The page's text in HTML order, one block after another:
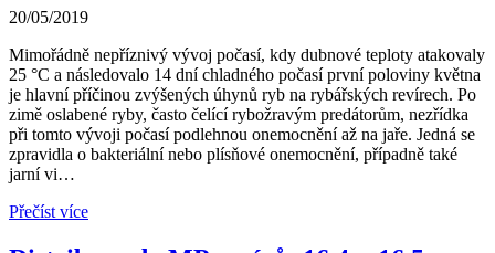
20/05/2019
Mimořádně nepříznivý vývoj počasí, kdy dubnové teploty atakovaly
25 °C a následovalo 14 dní chladného počasí první poloviny května
je hlavní příčinou zvýšených úhynů ryb na rybářských revírech. Po
zimě oslabené ryby, často čelící rybožravým predátorům, nezřídka
při tomto vývoji počasí podlehnou onemocnění až na jaře. Jedná se
zpravidla o bakteriální nebo plísňové onemocnění, případně také
jarní vi…
Přečíst více